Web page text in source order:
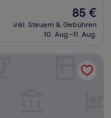
Der
Preis
beträgt
85 €
inkl. Steuern & Gebühren
10. Aug.–11. Aug.